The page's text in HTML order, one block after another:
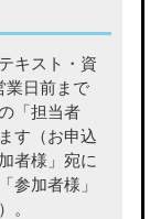
キスト・資
業日前まで
「担当者
す（お申込
者様」宛に
参加者様」
。